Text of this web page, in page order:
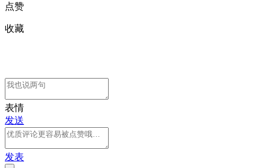
点赞
收藏
表情
发送
发表